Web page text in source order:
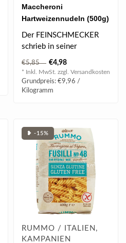
Maccheroni
Hartweizennudeln (500g)
Der FEINSCHMECKER
schrieb in seiner
Dezemberausgabe 2017,
"Gäbe es einen Nobel..
€5,85 €4,98
* Inkl. MwSt. zzgl. Versandkosten
Grundpreis: €9,96 /
Kilogramm
❥ -15%
RUMMO / ITALIEN,
KAMPANIEN